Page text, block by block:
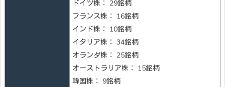
ドイツ株： 29銘柄
フランス株： 16銘柄
インド株： 10銘柄
イタリア株： 34銘柄
オランダ株： 25銘柄
オーストラリア株： 15銘柄
韓国株： 9銘柄